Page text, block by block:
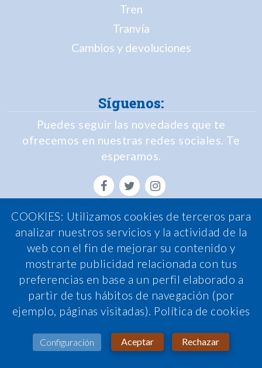
Síguenos:
Puedes seguir las novedades que te
ofrecemos en nuestras redes sociales. Te
esperamos.
Tren
Tranvía
Cambios y devoluciones
Política de Cookies
Política de calidad
Nota legal
Condiciones de contratación
Sistema interno de información
COOKIES: Utilizamos cookies de terceros para
analizar nuestros servicios y la actividad de la
web con el fin de mejorar su contenido y
mostrarte publicidad relacionada con tus
preferencias en base a un perfil elaborado a
partir de tus hábitos de navegación (por
ejemplo, páginas visitadas). Política de cookies
Configuración Aceptar Rechazar